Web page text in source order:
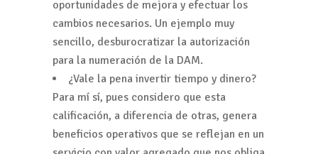
oportunidades de mejora y efectuar los
cambios necesarios. Un ejemplo muy
sencillo, desburocratizar la autorización
para la numeración de la DAM.
¿Vale la pena invertir tiempo y dinero?
Para mí sí, pues considero que esta
calificación, a diferencia de otras, genera
beneficios operativos que se reflejan en un